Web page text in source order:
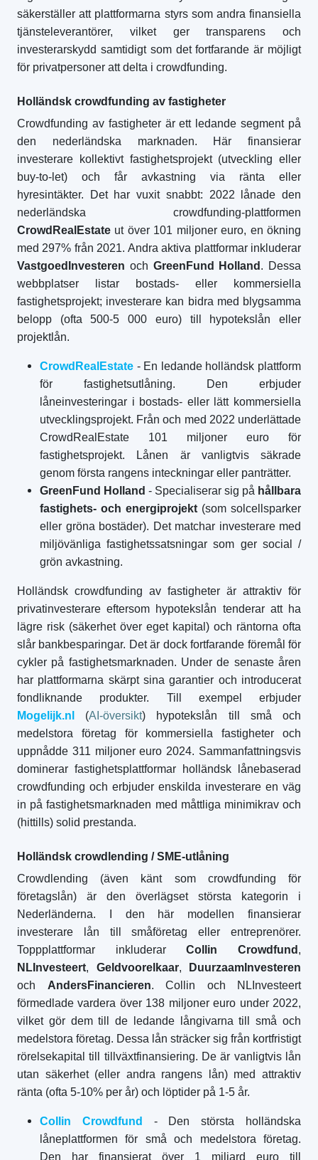
säkerställer att plattformarna styrs som andra finansiella
tjänsteleverantörer, vilket ger transparens och
investerarskydd samtidigt som det fortfarande är möjligt
för privatpersoner att delta i crowdfunding.
Holländsk crowdfunding av fastigheter
Crowdfunding av fastigheter är ett ledande segment på
den nederländska marknaden. Här finansierar
investerare kollektivt fastighetsprojekt (utveckling eller
buy-to-let) och får avkastning via ränta eller
hyresintäkter. Det har vuxit snabbt: 2022 lånade den
nederländska crowdfunding-plattformen
CrowdRealEstate ut över 101 miljoner euro, en ökning
med 297% från 2021. Andra aktiva plattformar inkluderar
VastgoedInvesteren och GreenFund Holland . Dessa
webbplatser listar bostads- eller kommersiella
fastighetsprojekt; investerare kan bidra med blygsamma
belopp (ofta 500-5 000 euro) till hypotekslån eller
projektlån.
CrowdRealEstate - En ledande holländsk plattform
för fastighetsutlåning. Den erbjuder
låneinvesteringar i bostads- eller lätt kommersiella
utvecklingsprojekt. Från och med 2022 underlättade
CrowdRealEstate 101 miljoner euro för
fastighetsprojekt. Lånen är vanligtvis säkrade
genom första rangens inteckningar eller panträtter.
GreenFund Holland - Specialiserar sig på hållbara
fastighets- och energiprojekt (som solcellsparker
eller gröna bostäder). Det matchar investerare med
miljövänliga fastighetssatsningar som ger social /
grön avkastning.
Holländsk crowdfunding av fastigheter är attraktiv för
privatinvesterare eftersom hypotekslån tenderar att ha
lägre risk (säkerhet över eget kapital) och räntorna ofta
slår bankbesparingar. Det är dock fortfarande föremål för
cykler på fastighetsmarknaden. Under de senaste åren
har plattformarna skärpt sina garantier och introducerat
fondliknande produkter. Till exempel erbjuder
Mogelijk.nl
(AI-översikt) hypotekslån till små och
medelstora företag för kommersiella fastigheter och
uppnådde 311 miljoner euro 2024. Sammanfattningsvis
dominerar fastighetsplattformar holländsk lånebaserad
crowdfunding och erbjuder enskilda investerare en väg
in på fastighetsmarknaden med måttliga minimikrav och
(hittills) solid prestanda.
Holländsk crowdlending / SME-utlåning
Crowdlending (även känt som crowdfunding för
företagslån) är den överlägset största kategorin i
Nederländerna. I den här modellen finansierar
investerare lån till småföretag eller entreprenörer.
Toppplattformar inkluderarCollin Crowdfund ,
NLInvesteert, Geldvoorelkaar,
DuurzaamInvesteren
och AndersFinancieren. Collin och NLInvesteert
förmedlade vardera över 138 miljoner euro under 2022,
vilket gör dem till de ledande långivarna till små och
medelstora företag. Dessa lån sträcker sig från kortfristigt
rörelsekapital till tillväxtfinansiering. De är vanligtvis lån
utan säkerhet (eller andra rangens lån) med attraktiv
ränta (ofta 5-10% per år) och löptider på 1-5 år.
Collin Crowdfund
- Den största holländska
låneplattformen för små och medelstora företag.
Den har finansierat över 1 miljard euro till